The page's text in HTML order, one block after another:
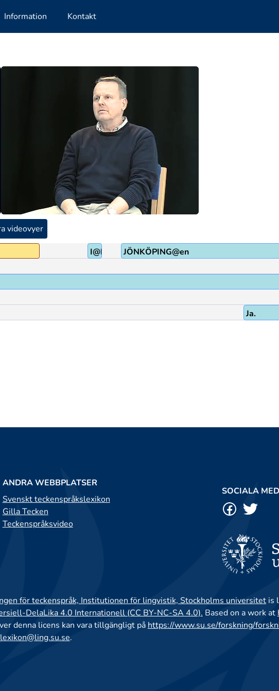
Information Kontakt
videovyer
I@b JÖNKÖPING@en
Ja.
ANDRA WEBBPLATSER
Svenskt teckenspråkslexikon
Gilla Tecken
Teckenspråksvideo
SOCIALA
för teckenspråk, Institutionen för lingvistik, Stockholms universitetis
DelaLika 4.0 Internationell (CC BY-NC-SA 4.0). Based on a work at
denna licens kan vara tillgängligt på https://www.su.se/forskning/
.